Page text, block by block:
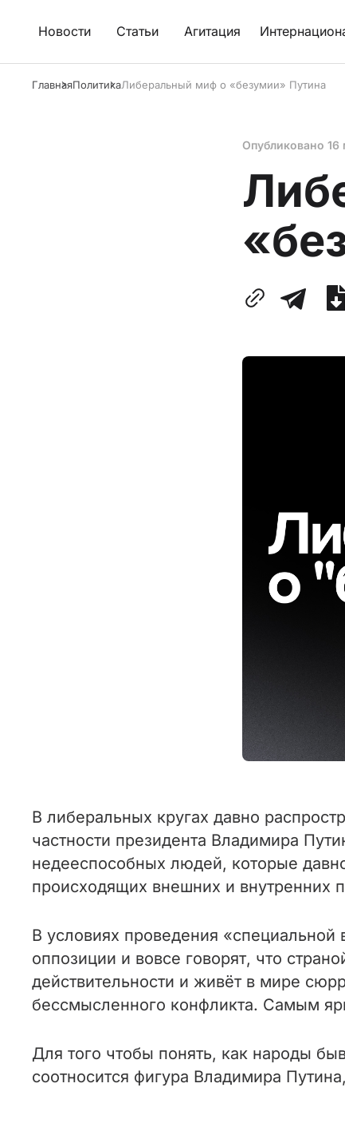
Новости Статьи Агитация
ГлавнаяПолитикаЛиберальный миф о «безумии» Путина
Опубликовано 16
В либеральных кругах давно
частности президента Владимира
недееспособных людей, которые
происходящих внешних и внутренних
В условиях проведения
оппозиции и вовсе говорят, что
действительности и живёт в мире
бессмысленного конфликта. Самым
Для того чтобы понять, как народы
соотносится фигура Владимира